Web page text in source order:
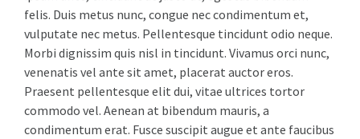
felis. Duis metus nunc, congue nec condimentum et,
vulputate nec metus. Pellentesque tincidunt odio neque.
Morbi dignissim quis nisl in tincidunt. Vivamus orci nunc,
venenatis vel ante sit amet, placerat auctor eros.
Praesent pellentesque elit dui, vitae ultrices tortor
commodo vel. Aenean at bibendum mauris, a
condimentum erat. Fusce suscipit augue et ante faucibus